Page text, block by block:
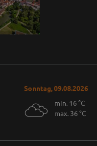
Sonntag, 09.08.2026
min. 16 °C
max. 36 °C